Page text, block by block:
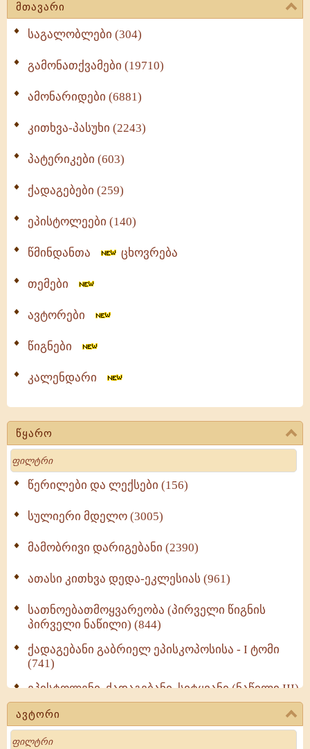
მთავარი
საგალობლები (304)
გამონათქვამები (19710)
ამონარიდები (6881)
კითხვა-პასუხი (2243)
პატერიკები (603)
ქადაგებები (259)
ეპისტოლეები (140)
წმინდანთა ცხოვრება
თემები
ავტორები
წიგნები
კალენდარი
წყარო
Search
წერილები და ლექსები (156)
სულიერი მდელო (3005)
მამობრივი დარიგებანი (2390)
ათასი კითხვა დედა-ეკლესიას (961)
სათნოებათმოყვარეობა (პირველი წიგნის
პირველი ნაწილი) (844)
ქადაგებანი გაბრიელ ეპისკოპოსისა - I ტომი
(741)
ეპისტოლენი, ქადაგებანი, სიტყვანი (ნაწილი III)
(723)
მოძღვრის ძალზე სასარგებლო რჩევები
მრევლისათვის (545)
ავტორი
Search